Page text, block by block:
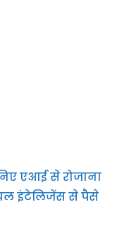
एआई से रोजाना
इंटेलिजेंस से पैसे